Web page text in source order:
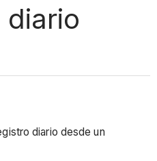
diario desde un